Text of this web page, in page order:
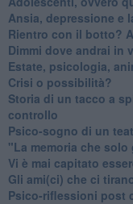
Ansia, depressione e
​Rientro con il botto?
Dimmi dove andrai in
​Estate, psicologia,
​Crisi o possibilità?
​Storia di un tacco a
controllo
​Psico-sogno di un
"La memoria che
​Vi è mai capitato
​Gli ami(ci) che ci
Psico-riflessioni post